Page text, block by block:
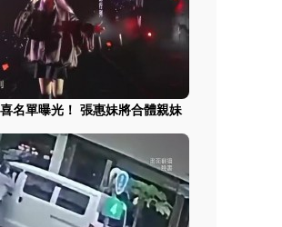
喜名單曝光！ 張惠妹將合體親妹